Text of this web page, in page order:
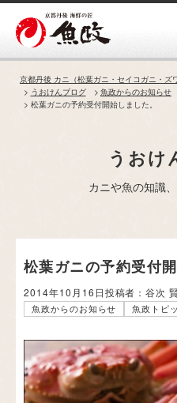
Skip
content
京都丹後 カニ（松葉ガニ・セイコガニ・ズ
うおけんブログ
魚政からのお知らせ
松葉ガニの予約受付開始しました。
うおけ
カニや魚の知識
松葉ガニの予約受付開
2014年10月16日投稿者：谷次
魚政からのお知らせ 魚政トピ